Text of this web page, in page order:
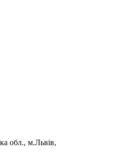
обл., м.Львів,